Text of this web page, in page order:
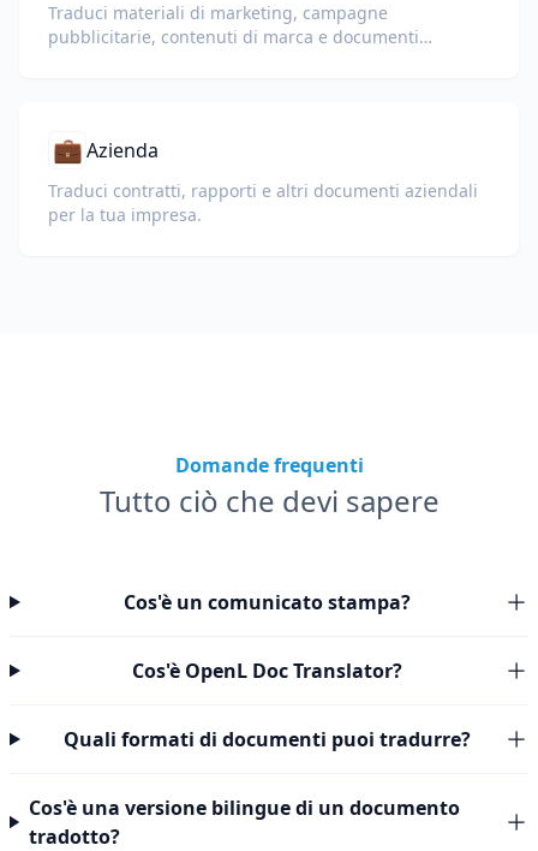
Traduci materiali di marketing, campagne
pubblicitarie, contenuti di marca e documenti
💼Azienda
Traduci contratti, rapporti e altri documenti aziendali
per la tua impresa.
Domande frequenti
Tutto ciò che devi sapere
Cos'è un comunicato stampa?
Cos'è OpenL Doc Translator?
Quali formati di documenti puoi tradurre?
Cos'è una versione bilingue di un documento
tradotto?